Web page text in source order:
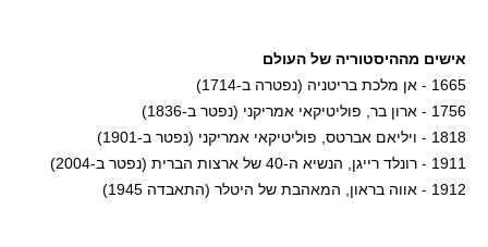
אישים מההיסטוריה של העולם
1665 - אן מלכת בריטניה (נפטרה ב-1714)
1756 - ארון בר, פוליטיקאי אמריקני (נפטר ב-1836)
1818 - ויליאם אברטס, פוליטיקאי אמריקני (נפטר ב-1901)
1911 - רונלד רייגן, הנשיא ה-40 של ארצות הברית (נפטר ב-2004)
1912 - אווה בראון, המאהבת של היטלר (התאבדה 1945)